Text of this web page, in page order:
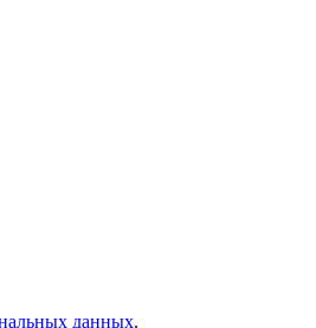
данных.